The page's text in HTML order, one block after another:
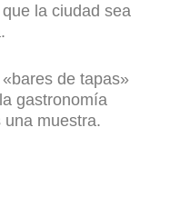
la ciudad sea
de tapas»
gastronomía
una muestra.